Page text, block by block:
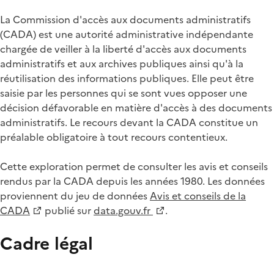
La Commission d'accès aux documents administratifs
(CADA) est une autorité administrative indépendante
chargée de veiller à la liberté d'accès aux documents
administratifs et aux archives publiques ainsi qu'à la
réutilisation des informations publiques. Elle peut être
saisie par les personnes qui se sont vues opposer une
décision défavorable en matière d'accès à des documents
administratifs. Le recours devant la CADA constitue un
préalable obligatoire à tout recours contentieux.
Cette exploration permet de consulter les avis et conseils
rendus par la CADA depuis les années 1980. Les données
proviennent du jeu de donnéesAvis et conseils de la
CADA
publié surdata.gouv.fr .
Cadre légal